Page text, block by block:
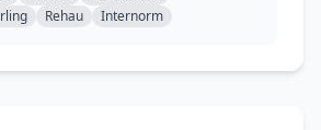
Rehau Internorm